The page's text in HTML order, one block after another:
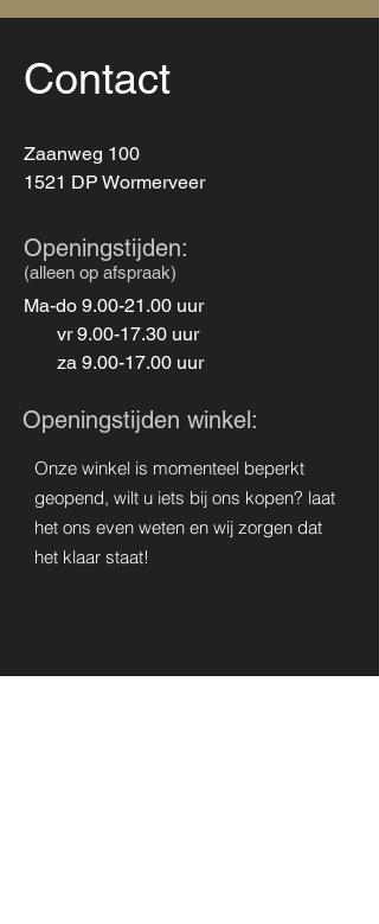
Contact
Zaanweg 100
1521 DP Wormerveer
Openingstijden:
(alleen op afspraak)
Ma-do 9.00-21.00 uur
vr9.00-17.30 uur
za 9.00-17.00 uur
Openingstijden winkel:
Onze winkel is momenteel beperkt
geopend, wilt u iets bij ons kopen? laat
het ons even weten en wij zorgen dat
het klaar staat!